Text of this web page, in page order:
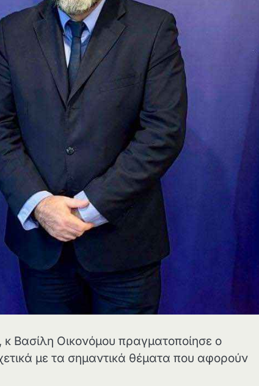
Βασίλη Οικονόμου πραγματοποίησε ο
με τα σημαντικά θέματα που αφορούν